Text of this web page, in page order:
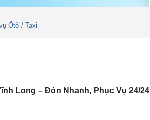
Ôtô / Taxi
Long – Đón Nhanh, Phục Vụ 24/24